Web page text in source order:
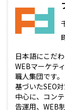
日本語にこだ
WEBマーケテ
職人集団です
基づいたSEO
中心に、コン
告運用、WEB